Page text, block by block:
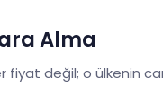
Alma
değil; o ülkenin